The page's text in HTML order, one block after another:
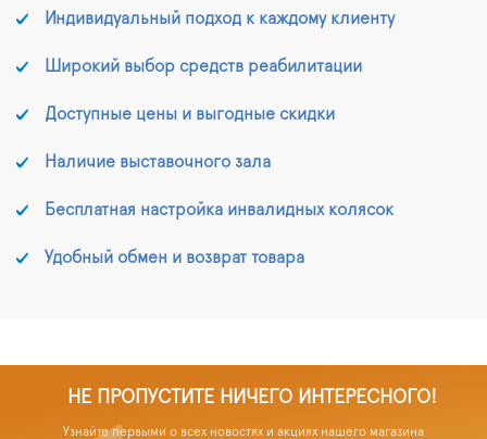
Индивидуальный подход к каждому клиенту
Широкий выбор средств реабилитации
Доступные цены и выгодные скидки
Наличие выставочного зала
Бесплатная настройка инвалидных колясок
Удобный обмен и возврат товара
НЕ ПРОПУСТИТЕ НИЧЕГО ИНТЕРЕСНОГО!
Узнайте первыми о всех новостях и акциях нашего магазина